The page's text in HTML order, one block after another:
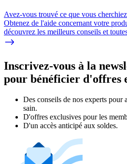
Avez-vous trouvé ce que vous
Obtenez de l'aide concernant votre
découvrez les meilleurs conseils et
Inscrivez-vous à la
pour bénéficier d'offres
Des conseils de nos experts pour
sain.
D'offres exclusives pour les
D'un accès anticipé aux soldes.